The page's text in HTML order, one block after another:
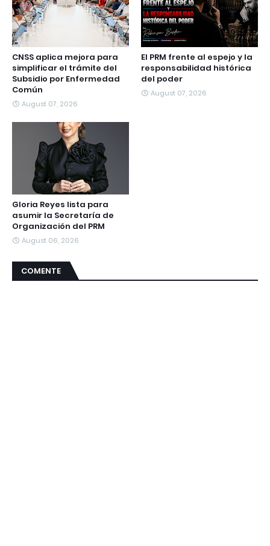
CNSS aplica mejora para
simplificar el trámite del
Subsidio por Enfermedad
Común
August 07, 2026
El PRM frente al espejo y la
responsabilidad histórica
del poder
August 07, 2026
Gloria Reyes lista para
asumir la Secretaría de
Organización del PRM
August 06, 2026
COMENTE